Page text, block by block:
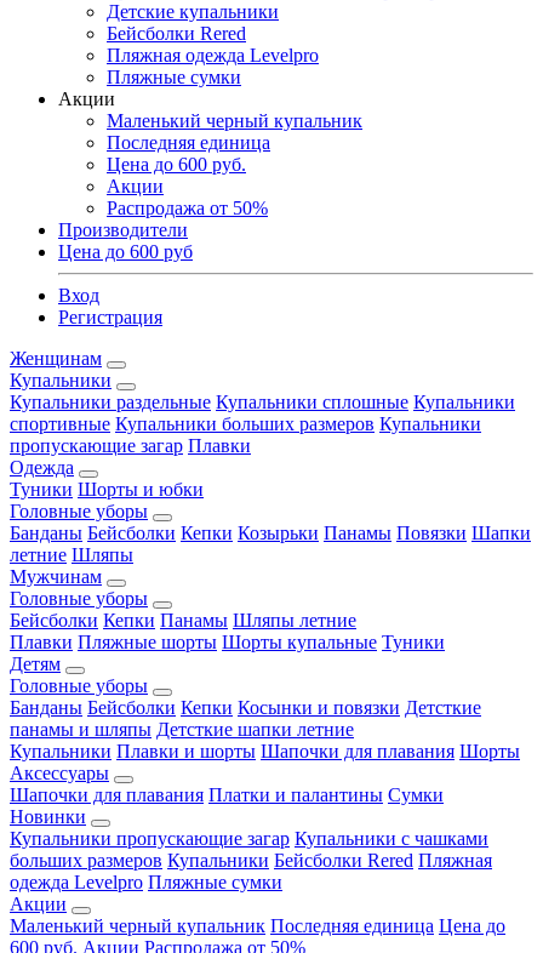
Детские купальники
Бейсболки Rered
Пляжная одежда Levelpro
Пляжные сумки
Акции
Маленький черный купальник
Последняя единица
Цена до 600 руб.
Акции
Распродажа от 50%
Производители
Цена до 600 руб
Вход
Регистрация
Женщинам
Купальники
Купальники раздельные Купальники сплошные Купальники
спортивные Купальники больших размеров Купальники
пропускающие загар Плавки
Одежда
Туники Шорты и юбки
Головные уборы
Банданы Бейсболки Кепки Козырьки Панамы Повязки Шапки
летние Шляпы
Мужчинам
Головные уборы
Бейсболки Кепки Панамы Шляпы летние
Плавки Пляжные шорты Шорты купальные Туники
Детям
Головные уборы
Банданы Бейсболки Кепки Косынки и повязки Детсткие
панамы и шляпы Детсткие шапки летние
Купальники Плавки и шорты Шапочки для плавания Шорты
Аксессуары
Шапочки для плавания Платки и палантины Сумки
Новинки
Купальники пропускающие загар Купальники с чашками
больших размеров Купальники Бейсболки Rered Пляжная
одежда Levelpro Пляжные сумки
Акции
Маленький черный купальник Последняя единица Цена до
600 руб. Акции Распродажа от 50%